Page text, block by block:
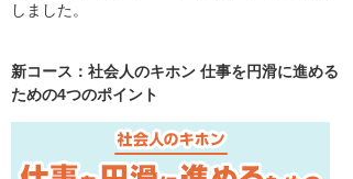
しました。
新コース：社会人のキホン 仕事を円滑に進める
ための4つのポイント